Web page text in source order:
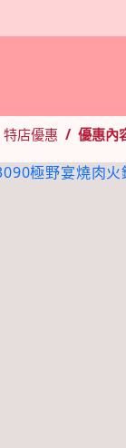
特店優惠 優惠內